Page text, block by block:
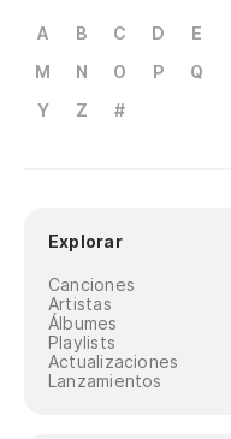
A B C D E
M
N O P Q
Y
Z #
Explorar
Canciones
Artistas
Álbumes
Playlists
Actualizaciones
Lanzamientos